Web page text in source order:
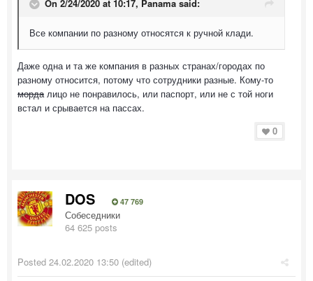
On 2/24/2020 at 10:17, Panama said:
Все компании по разному относятся к ручной клади.
Даже одна и та же компания в разных странах/городах по
разному относится, потому что сотрудники разные. Кому-то
мордалицо не понравилось, или паспорт, или не с той ноги
встал и срывается на пассах.
0
DOS 47 769
Собеседники
64 625 posts
Posted 24.02.2020 13:50 (edited)